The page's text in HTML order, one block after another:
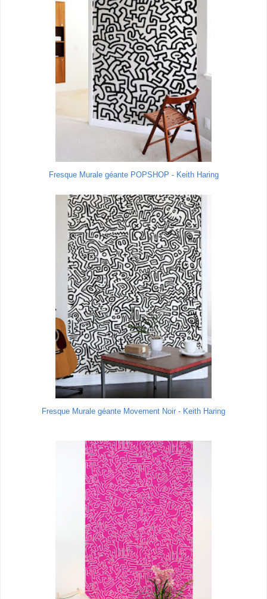
Fresque Murale géante POPSHOP - Keith Haring
Fresque Murale géante Movement Noir - Keith Haring